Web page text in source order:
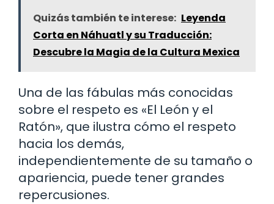
Quizás también te interese: Leyenda
Corta en Náhuatl y su Traducción:
Descubre la Magia de la Cultura Mexica
Una de las fábulas más conocidas
sobre el respeto es «El León y el
Ratón», que ilustra cómo el respeto
hacia los demás,
independientemente de su tamaño o
apariencia, puede tener grandes
repercusiones.